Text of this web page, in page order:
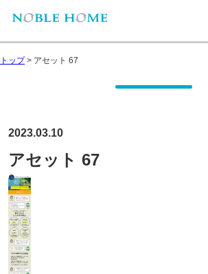
トップ> アセット 67
2023.03.10
アセット 67